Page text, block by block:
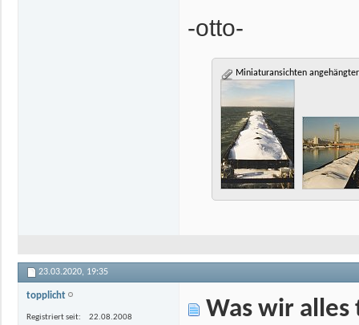
-otto-
Miniaturansichten
23.03.2020, 19:35
topplicht
Registriert seit
22.08.2008
Was wir